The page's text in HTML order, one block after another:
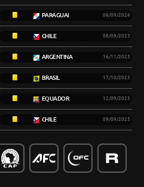
PARAGUAI 06/09/2024
CHILE 08/09/2023
ARGENTINA 16/11/2023
BRASIL 17/10/2023
EQUADOR 12/09/2023
CHILE 09/09/2025